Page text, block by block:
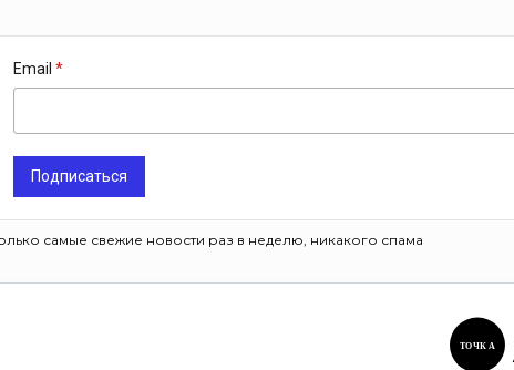
Email
Подписаться
самые свежие новости раз в неделю, никакого спама
ТОЧК А